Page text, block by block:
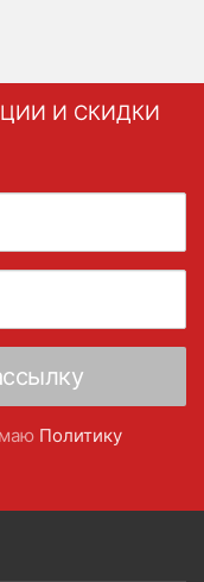
И СКИДКИ
Политику